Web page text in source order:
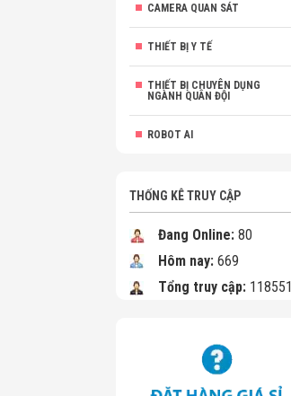
CAMERA QUAN SÁT
THIẾT BỊ Y TẾ
THIẾT BỊ CHUYÊN DỤNG
NGÀNH QUÂN ĐỘI
ROBOT AI
THỐNG KÊ TRUY CẬP
Đang Online: 80
Hôm nay: 669
Tổng truy cập: 118551